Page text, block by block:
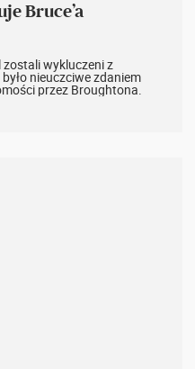
Bruce’a
zostali wykluczeni z
nieuczciwe zdaniem
przez Broughtona.